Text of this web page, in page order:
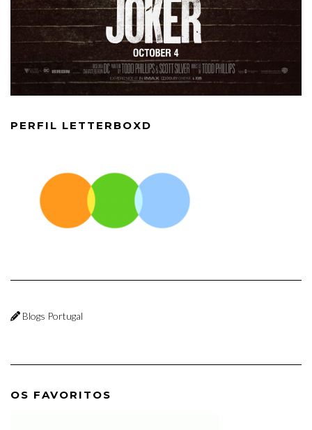
PERFIL LETTERBOXD
Blogs Portugal
OS FAVORITOS